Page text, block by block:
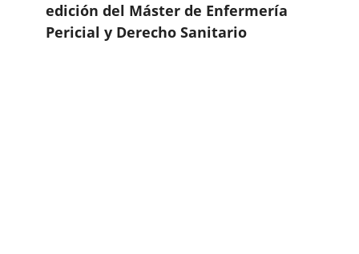
edición del Máster de Enfermería
Pericial y Derecho Sanitario